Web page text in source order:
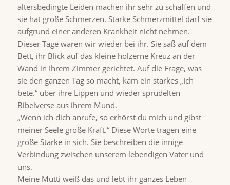
altersbedingte Leiden machen ihr sehr zu schaffen und
sie hat große Schmerzen. Starke Schmerzmittel darf sie
aufgrund einer anderen Krankheit nicht nehmen.
Dieser Tage waren wir wieder bei ihr. Sie saß auf dem
Bett, ihr Blick auf das kleine hölzerne Kreuz an der
Wand in Ihrem Zimmer gerichtet. Auf die Frage, was
sie den ganzen Tag so macht, kam ein starkes „Ich
bete.“ über ihre Lippen und wieder sprudelten
Bibelverse aus ihrem Mund.
„Wenn ich dich anrufe, so erhörst du mich und gibst
meiner Seele große Kraft.“ Diese Worte tragen eine
große Stärke in sich. Sie beschreiben die innige
Verbindung zwischen unserem lebendigen Vater und
uns.
Meine Mutti weiß das und lebt ihr ganzes Leben